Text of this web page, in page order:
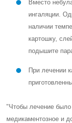
Вместо
ингаляции.
наличии
картошку,
подышите
При лечении
"Чтобы лечение
медикаментозное и